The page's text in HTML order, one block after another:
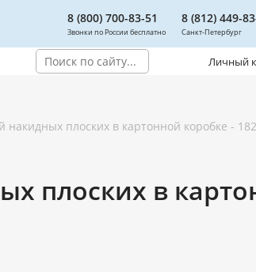
8 (800) 700-83-51
Звонки по России бесплатно
8 (812) 449-
Санкт-Петербург
Личный
накидных плоских в картонной коробке -
плоских в